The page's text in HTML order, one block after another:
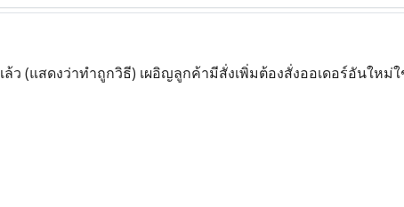
ว (แสดงว่าทำถูกวิธี) เผอิญลูกค้ามีสั่งเพิ่มต้องสั่งออเดอร์อันให